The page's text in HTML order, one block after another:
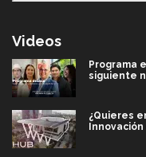
Videos
Programa
siguiente
¿Quieres